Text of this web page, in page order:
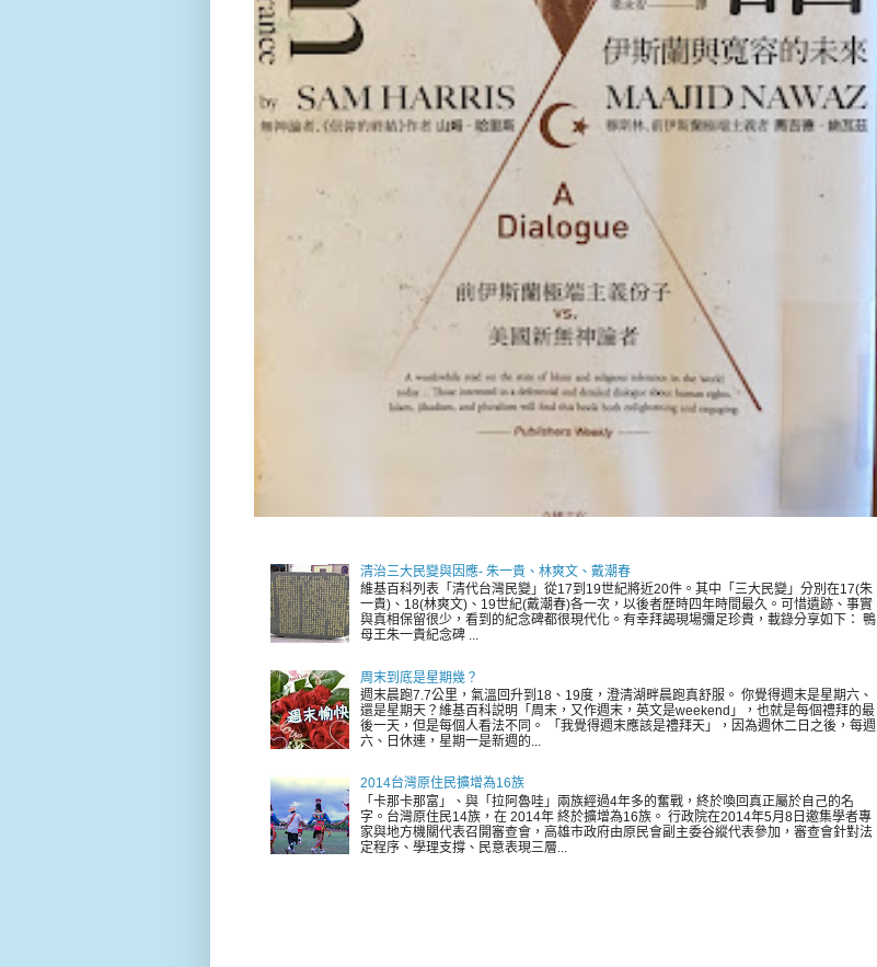
清治三大民變與因應- 朱一貴、林爽文、戴潮春
維基百科列表「清代台灣民變」從17到19世紀將近20件。其中「三大民變」分別在17(朱
一貴)、18(林爽文)、19世紀(戴潮春)各一次，以後者歷時四年時間最久。可惜遺跡、事實
與真相保留很少，看到的紀念碑都很現代化。有幸拜謁現場彌足珍貴，載錄分享如下： 鴨
母王朱一貴紀念碑 ...
周末到底是星期幾？
週末晨跑7.7公里，氣溫回升到18、19度，澄清湖畔晨跑真舒服。 你覺得週末是星期六、
還是星期天？維基百科説明「周末，又作週末，英文是weekend」，也就是每個禮拜的最
後一天，但是每個人看法不同。 「我覺得週末應該是禮拜天」，因為週休二日之後，每週
六、日休連，星期一是新週的...
2014台灣原住民擴增為16族
「卡那卡那富」、與「拉阿魯哇」兩族經過4年多的奮戰，終於喚回真正屬於自己的名
字。台灣原住民14族，在 2014年 終於擴增為16族。 行政院在2014年5月8日邀集學者專
家與地方機關代表召開審查會，高雄市政府由原民會副主委谷縱代表參加，審查會針對法
定程序、學理支撐、民意表現三層...